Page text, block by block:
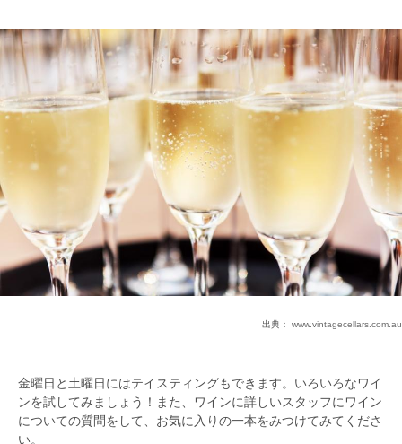
出典： www.vintagecellars.com.au
金曜日と土曜日にはテイスティングもできます。いろいろなワイ
ンを試してみましょう！また、ワインに詳しいスタッフにワイン
についての質問をして、お気に入りの一本をみつけてみてくださ
い。